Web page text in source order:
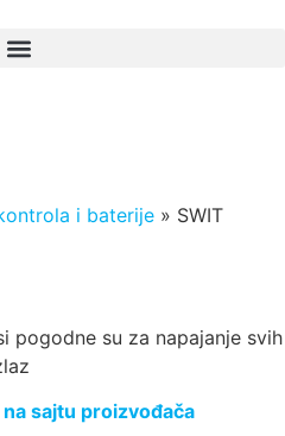
i baterije » SWIT
pogodne su za napajanje svih
sajtu proizvođača